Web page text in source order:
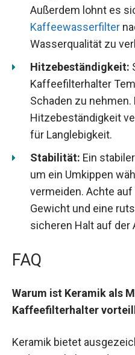
Außerdem lohnt es
Kaffeewasserfilter
Wasserqualität zu
Hitzebeständigkeit:
Kaffeefilterhalter
Schaden zu nehmen.
Hitzebeständigkeit
für Langlebigkeit.
Stabilität: Ein
um ein Umkippen
vermeiden. Achte
Gewicht und eine
sicheren Halt auf der
FAQ
Warum ist Keramik als
Kaffeefilterhalter
Keramik bietet